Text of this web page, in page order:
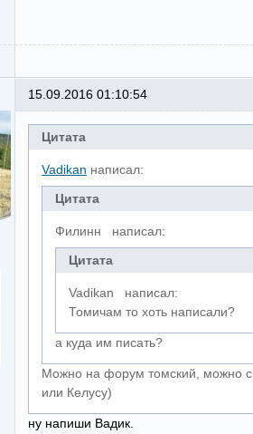
15.09.2016 01:10:54
Цитата
Vadikan написал:
Цитата
Филинн написал:
Цитата
Vadikan написал:
Томичам то хоть написали?
а куда им писать?
Можно на форум томский, можно
или Келусу)
ну напиши Вадик.